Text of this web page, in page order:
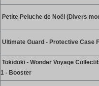
Petite Peluche de Noël (Divers
Ultimate Guard - Protective Case
Tokidoki - Wonder Voyage
1 - Booster